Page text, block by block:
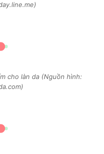
cho làn da (Nguồn hình: